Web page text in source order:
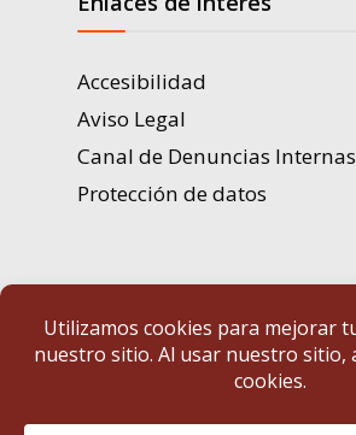
Accesibilidad
Aviso Legal
Canal de Denuncias Internas
Protección de datos